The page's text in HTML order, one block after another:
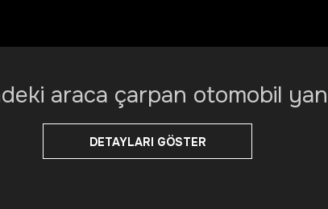
araca çarpan otomobil
DETAYLARI GÖSTER